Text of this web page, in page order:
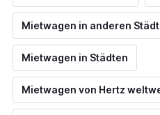
Mietwagen in anderen
Mietwagen in Städten
Mietwagen von Hertz